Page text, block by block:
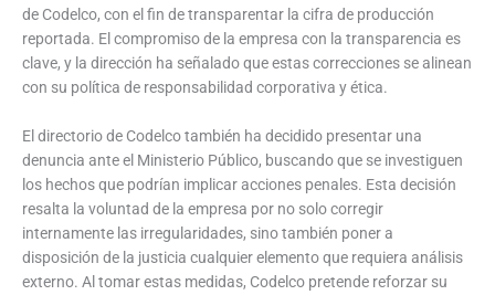
de Codelco, con el fin de transparentar la cifra de producción
reportada. El compromiso de la empresa con la transparencia es
clave, y la dirección ha señalado que estas correcciones se alinean
con su política de responsabilidad corporativa y ética.
El directorio de Codelco también ha decidido presentar una
denuncia ante el Ministerio Público, buscando que se investiguen
los hechos que podrían implicar acciones penales. Esta decisión
resalta la voluntad de la empresa por no solo corregir
internamente las irregularidades, sino también poner a
disposición de la justicia cualquier elemento que requiera análisis
externo. Al tomar estas medidas, Codelco pretende reforzar su